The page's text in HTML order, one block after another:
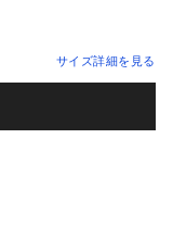
サイズ詳細を見る